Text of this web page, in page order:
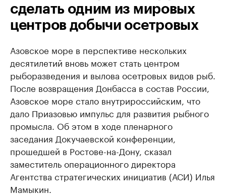
сделать одним из мировых
центров добычи осетровых
Азовское море в перспективе нескольких
десятилетий вновь может стать центром
рыборазведения и вылова осетровых видов рыб.
После возвращения Донбасса в состав России,
Азовское море стало внутрироссийским, что
дало Приазовью импульс для развития рыбного
промысла. Об этом в ходе пленарного
заседания Докучаевской конференции,
прошедшей в Ростове-на-Дону, сказал
заместитель операционного директора
Агентства стратегических инициатив (АСИ) Илья
Мамыкин.